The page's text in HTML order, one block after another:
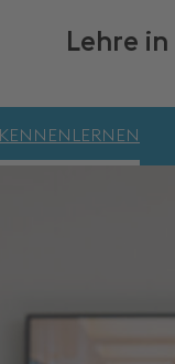
Lehre in
KENNENLERNEN